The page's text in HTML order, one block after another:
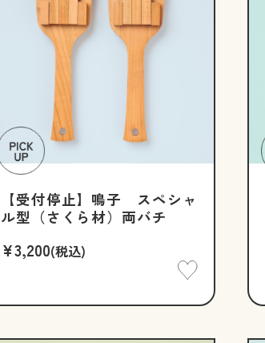
【受付停止】鳴子 スペシャ
ル型（さくら材）両バチ
¥3,200(税込)